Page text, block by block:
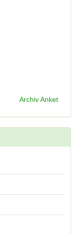
Archiv Anket